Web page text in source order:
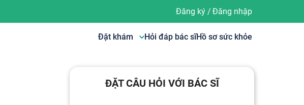
Đăng ký/ Đăng nhập
Đặt khám Hỏi đáp bác sĩHồ sơ sức khỏe
ĐẶT CÂU HỎI VỚI BÁC SĨ